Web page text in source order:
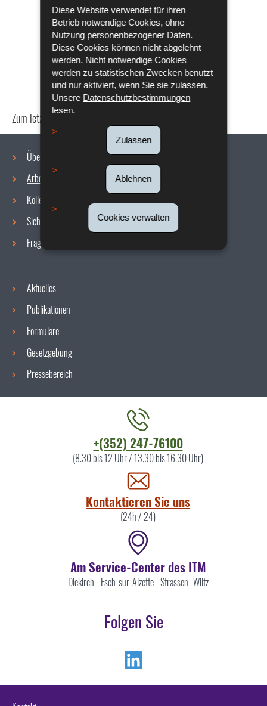
Diese Website verwendet für ihren
Betrieb notwendige Cookies, ohne
Nutzung personenbezogener Daten.
Diese Cookies können nicht abgelehnt
werden. Nicht notwendige Cookies
werden zu statistischen Zwecken benutzt
und nur aktiviert, wenn Sie sie zulassen.
Unsere Datenschutzbestimmungen
lesen.
Zulassen
Ablehnen
Cookies verwalten
Zum letzten Mal aktualisiert am
Navigationsmenü
Über uns
Arbeitsbedingungen
Kollektive Vereinbarungen
Sicherheit/Gesundheit am Arbeitsplatz
Fragen / Antworten
Aktuelles
Publikationen
Formulare
Gesetzgebung
Pressebereich
+(352) 247-76100
(8.30 bis 12 Uhr / 13.30 bis 16.30 Uhr)
Kontaktieren Sie uns
(24h / 24)
Am Service-Center des ITM
Diekirch- Esch-sur-Alzette-Strassen-Wiltz
Folgen Sie